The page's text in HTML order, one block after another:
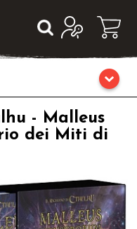
- Malleus
dei Miti di